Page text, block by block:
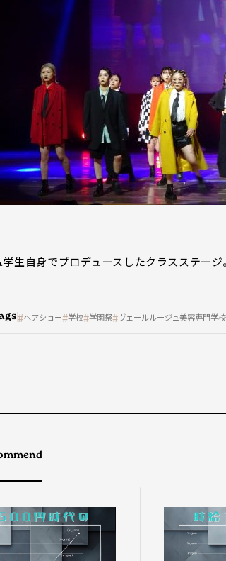
生自身でプロデュースしたクラスステージ。
ヘアショー 学校 学園祭 ヴェールルージュ美容専門学校